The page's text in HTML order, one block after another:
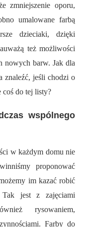
zmniejszenie oporu,
umalowane farbą
dzieciaki, dzięki
też możliwości
nowych barw. Jak dla
znaleźć, jeśli chodzi o
coś do tej listy?
wspólnego
w każdym domu nie
proponować
im kazać robić
jest z zajęciami
rysowaniem,
Farby do